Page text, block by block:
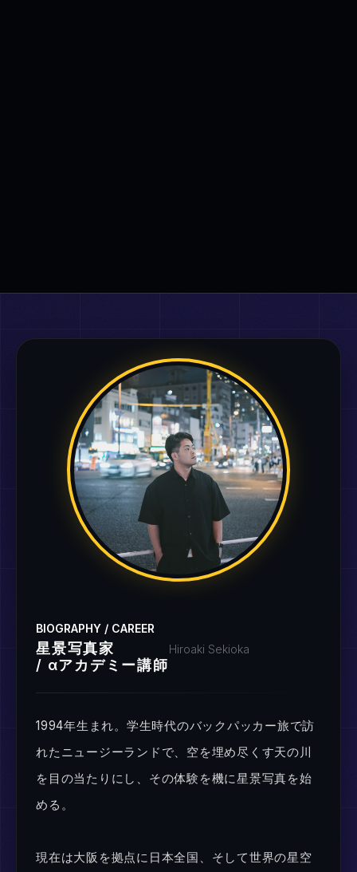
BIOGRAPHY / CAREER
星景写真家
/ αアカデミー講師
Hiroaki Sekioka
1994年生まれ。学生時代のバックパッカー旅で訪
れたニュージーランドで、空を埋め尽くす天の川
を目の当たりにし、その体験を機に星景写真を始
める。
現在は大阪を拠点に日本全国、そして世界の星空